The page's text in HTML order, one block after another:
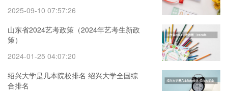
2025-09-10 07:57:26
山东省2024艺考政策（2024年艺考生新政
策）
2024-01-25 04:07:20
绍兴大学是几本院校排名 绍兴大学全国综
合排名